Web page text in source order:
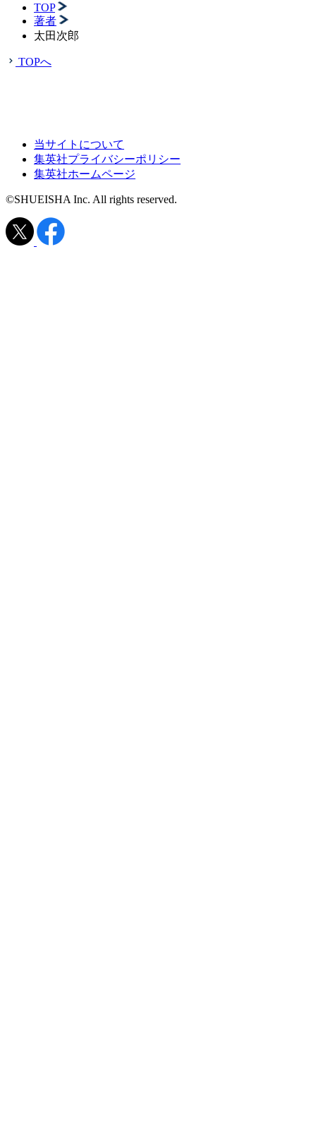
TOP
著者
太田次郎
TOPへ
当サイトについて
集英社プライバシーポリシー
集英社ホームページ
©SHUEISHA Inc. All rights reserved.